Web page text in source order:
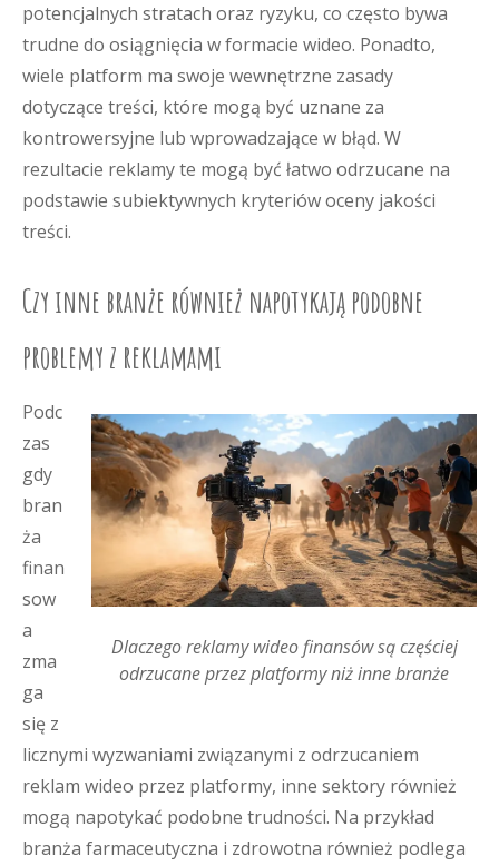
potencjalnych stratach oraz ryzyku, co często bywa
trudne do osiągnięcia w formacie wideo. Ponadto,
wiele platform ma swoje wewnętrzne zasady
dotyczące treści, które mogą być uznane za
kontrowersyjne lub wprowadzające w błąd. W
rezultacie reklamy te mogą być łatwo odrzucane na
podstawie subiektywnych kryteriów oceny jakości
treści.
Czy inne branże również napotykają podobne
problemy z reklamami
Dlaczego reklamy wideo finansów są częściej
odrzucane przez platformy niż inne branże
Podc
zas
gdy
bran
ża
finan
sow
a
zma
ga
się z
licznymi wyzwaniami związanymi z odrzucaniem
reklam wideo przez platformy, inne sektory również
mogą napotykać podobne trudności. Na przykład
branża farmaceutyczna i zdrowotna również podlega